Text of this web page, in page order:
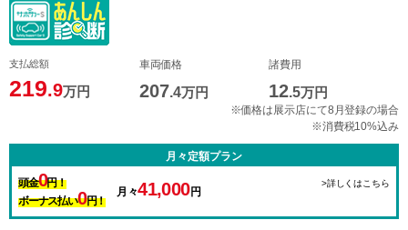
支払総額
219.9万円
車両価格
207.4万円
諸費用
12.5万円
※価格は展示店にて8月登録の場合
※消費税10%込み
月々定額プラン
頭金0円！
ボーナス払い0円！
月々41,000円
>詳しくはこちら